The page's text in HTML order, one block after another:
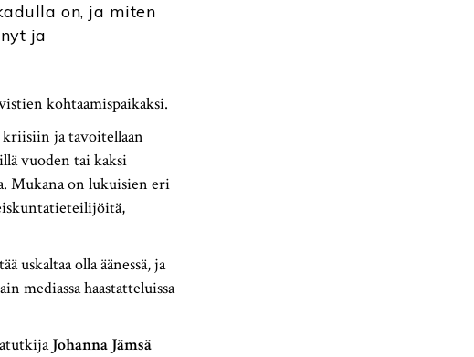
on, ja miten
ja
kohtaamispaikaksi.
kriisiin ja tavoitellaan
vuoden tai kaksi
Mukana on lukuisien eri
olla äänessä, ja
mediassa haastatteluissa
Johanna Jämsä